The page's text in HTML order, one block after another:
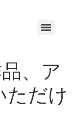
、ア
ただけ